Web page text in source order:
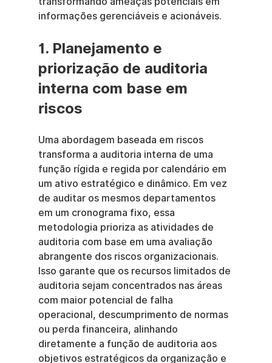
informações gerenciáveis e acionáveis.
1. Planejamento e
priorização de auditoria
interna com base em
riscos
Uma abordagem baseada em riscos
transforma a auditoria interna de uma
função rígida e regida por calendário em
um ativo estratégico e dinâmico. Em vez
de auditar os mesmos departamentos
em um cronograma fixo, essa
metodologia prioriza as atividades de
auditoria com base em uma avaliação
abrangente dos riscos organizacionais.
Isso garante que os recursos limitados de
auditoria sejam concentrados nas áreas
com maior potencial de falha
operacional, descumprimento de normas
ou perda financeira, alinhando
diretamente a função de auditoria aos
objetivos estratégicos da organização e